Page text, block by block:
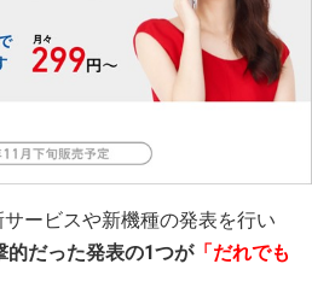
サービスや新機種の発表を行い
的だった発表の1つが「だれでも